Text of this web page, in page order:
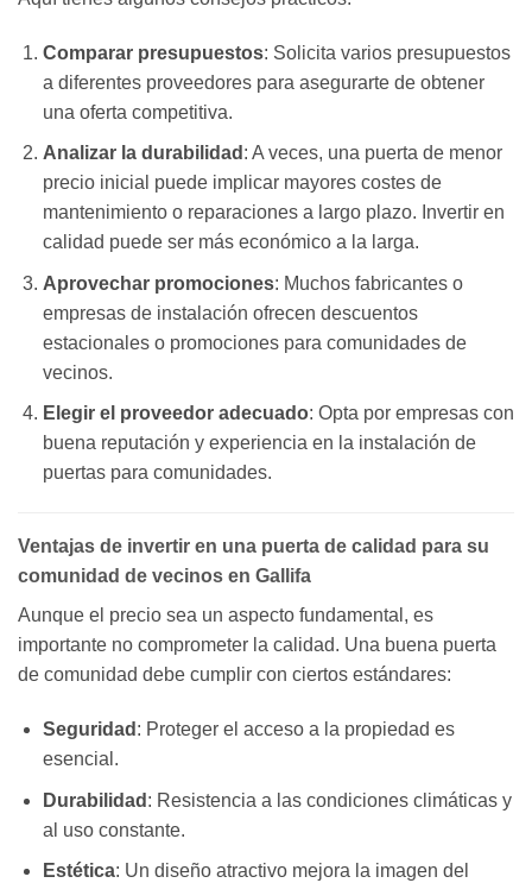
Comparar presupuestos: Solicita varios presupuestos
a diferentes proveedores para asegurarte de obtener
una oferta competitiva.
Analizar la durabilidad : A veces, una puerta de menor
precio inicial puede implicar mayores costes de
mantenimiento o reparaciones a largo plazo. Invertir en
calidad puede ser más económico a la larga.
Aprovechar promociones: Muchos fabricantes o
empresas de instalación ofrecen descuentos
estacionales o promociones para comunidades de
vecinos.
Elegir el proveedor adecuado: Opta por empresas con
buena reputación y experiencia en la instalación de
puertas para comunidades.
Ventajas de invertir en una puerta de calidad para su
comunidad de vecinos en Gallifa
Aunque el precio sea un aspecto fundamental, es
importante no comprometer la calidad. Una buena puerta
de comunidad debe cumplir con ciertos estándares:
Seguridad : Proteger el acceso a la propiedad es
esencial.
Durabilidad : Resistencia a las condiciones climáticas y
al uso constante.
Estética: Un diseño atractivo mejora la imagen del